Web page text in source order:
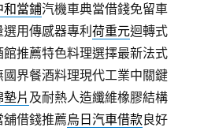
和當鋪汽機車典當借錢免留車
用傳感器專利荷重元迴轉式
推薦特色料理選擇最新法式
界餐酒料理現代工業中關鍵
片及耐熱人造纖維橡膠結構
借錢推薦烏日汽車借款良好